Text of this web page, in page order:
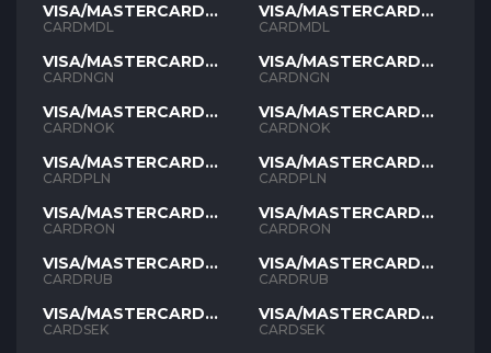
VISA/MASTERCARD
MDL
CARDMDL
VISA/MASTERCARD
NGN
CARDNGN
VISA/MASTERCARD
NOK
CARDNOK
VISA/MASTERCARD
PLN
CARDPLN
VISA/MASTERCARD
RON
CARDRON
VISA/MASTERCARD
RUB
CARDRUB
VISA/MASTERCARD
SEK
CARDSEK
VISA/MASTERCARD
MDL
CARDMDL
VISA/MASTERCARD
NGN
CARDNGN
VISA/MASTERCARD
NOK
CARDNOK
VISA/MASTERCARD
PLN
CARDPLN
VISA/MASTERCARD
RON
CARDRON
VISA/MASTERCARD
RUB
CARDRUB
VISA/MASTERCARD
SEK
CARDSEK